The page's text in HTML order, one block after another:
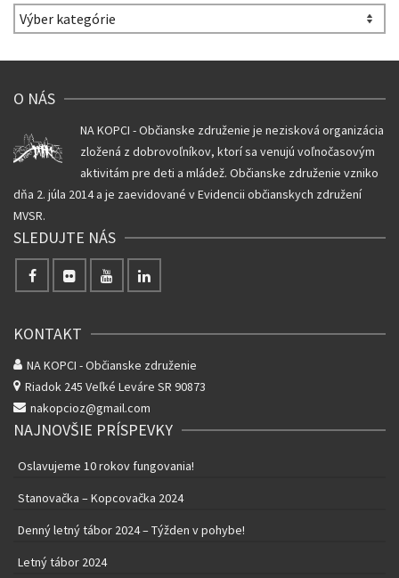
Kategórie
O NÁS
NA KOPCI - Občianske združenie je nezisková organizácia
zložená z dobrovoľníkov, ktorí sa venujú voľnočasovým
aktivitám pre deti a mládež. Občianske združenie vzniko
dňa 2. júla 2014 a je zaevidované v Evidencii občianskych združení
MVSR.
SLEDUJTE NÁS
KONTAKT
NA KOPCI - Občianske združenie
Riadok 245 Veľké Leváre SR 90873
nakopcioz@gmail.com
NAJNOVŠIE PRÍSPEVKY
Oslavujeme 10 rokov fungovania!
Stanovačka – Kopcovačka 2024
Denný letný tábor 2024 – Týžden v pohybe!
Letný tábor 2024